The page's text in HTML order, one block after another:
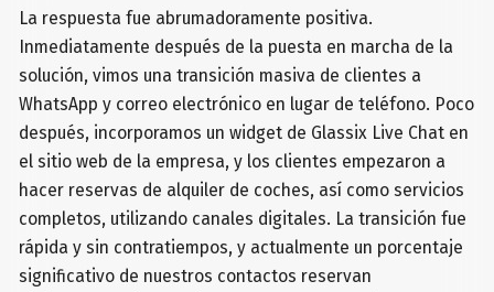
La respuesta fue abrumadoramente positiva.
Inmediatamente después de la puesta en marcha de la
solución, vimos una transición masiva de clientes a
WhatsApp y correo electrónico en lugar de teléfono. Poco
después, incorporamos un widget de Glassix Live Chat en
el sitio web de la empresa, y los clientes empezaron a
hacer reservas de alquiler de coches, así como servicios
completos, utilizando canales digitales. La transición fue
rápida y sin contratiempos, y actualmente un porcentaje
significativo de nuestros contactos reservan